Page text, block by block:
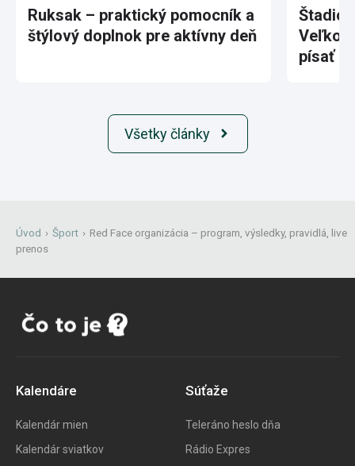
Ruksak – praktický pomocník a
štýlový doplnok pre aktívny deň
písať
Všetky články
Úvod › Šport › Red Face organizácia – program, výsledky, pravidlá, live
prenos
Kalendáre
Kalendár mien
Kalendár sviatkov
Súťaže
Teleráno heslo dňa
Rádio Expres